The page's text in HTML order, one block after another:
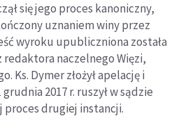
się jego proces kanoniczny,
uznaniem winy przez
wyroku upubliczniona została
redaktora naczelnego Więzi,
Ks. Dymer złożył apelację i
2017 r. ruszył w sądzie
drugiej instancji.